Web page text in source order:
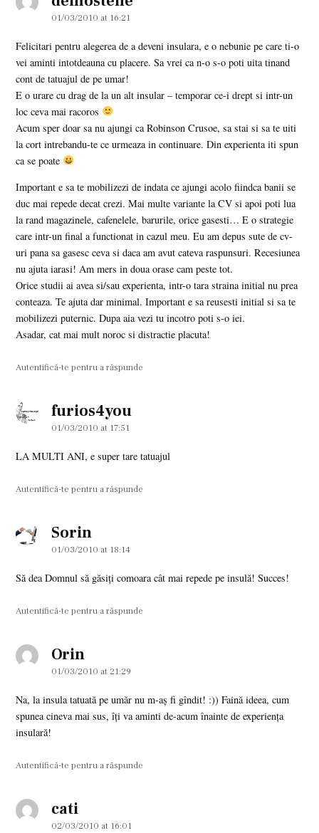
01/03/2010 at 16:21
Felicitari pentru alegerea de a deveni insulara, e o nebunie pe care ti-o
vei aminti intotdeauna cu placere. Sa vrei ca n-o s-o poti uita tinand
cont de tatuajul de pe umar!
E o urare cu drag de la un alt insular – temporar ce-i drept si intr-un
loc ceva mai racoros
Acum sper doar sa nu ajungi ca Robinson Crusoe, sa stai si sa te uiti
la cort intrebandu-te ce urmeaza in continuare. Din experienta iti spun
ca se poate
Important e sa te mobilizezi de indata ce ajungi acolo fiindca banii se
duc mai repede decat crezi. Mai multe variante la CV si apoi poti lua
la rand magazinele, cafenelele, barurile, orice gasesti… E o strategie
care intr-un final a functionat in cazul meu. Eu am depus sute de cv-
uri pana sa gasesc ceva si daca am avut cateva raspunsuri. Recesiunea
nu ajuta iarasi! Am mers in doua orase cam peste tot.
Orice studii ai avea si/sau experienta, intr-o tara straina initial nu prea
conteaza. Te ajuta dar minimal. Important e sa reusesti initial si sa te
mobilizezi puternic. Dupa aia vezi tu incotro poti s-o iei.
Asadar, cat mai mult noroc si distractie placuta!
Autentifică-te pentru a răspunde
furios4you
01/03/2010 at 17:51
LA MULTI ANI, e super tare tatuajul
Autentifică-te pentru a răspunde
Sorin
01/03/2010 at 18:14
Să dea Domnul să găsiţi comoara cât mai repede pe insulă! Succes!
Autentifică-te pentru a răspunde
Orin
01/03/2010 at 21:29
Na, la insula tatuată pe umăr nu m-aș fi gîndit! :)) Faină ideea, cum
spunea cineva mai sus, îți va aminti de-acum înainte de experiența
insulară!
Autentifică-te pentru a răspunde
catisays:
02/03/2010 at 16:01